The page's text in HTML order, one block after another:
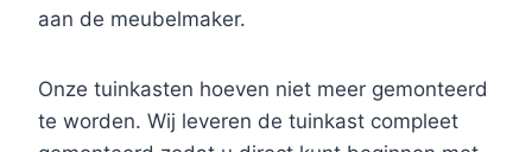
aan de meubelmaker.
Onze tuinkasten hoeven niet meer gemonteerd
te worden. Wij leveren de tuinkast compleet